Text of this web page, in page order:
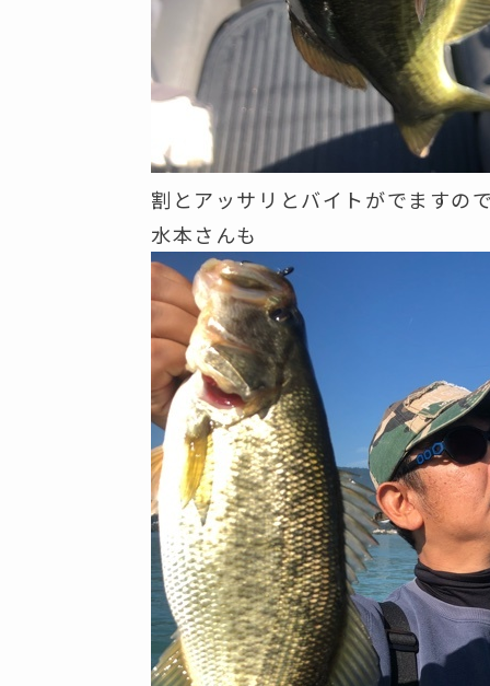
割とアッサリとバイトがでますの
水本さんも